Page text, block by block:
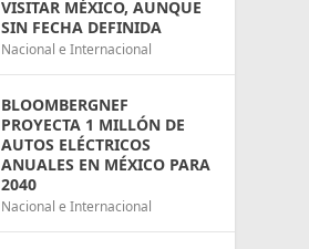
VISITAR MÉXICO, AUNQUE
SIN FECHA DEFINIDA
Nacional e Internacional
BLOOMBERGNEF
PROYECTA 1 MILLÓN DE
AUTOS ELÉCTRICOS
ANUALES EN MÉXICO PARA
2040
Nacional e Internacional